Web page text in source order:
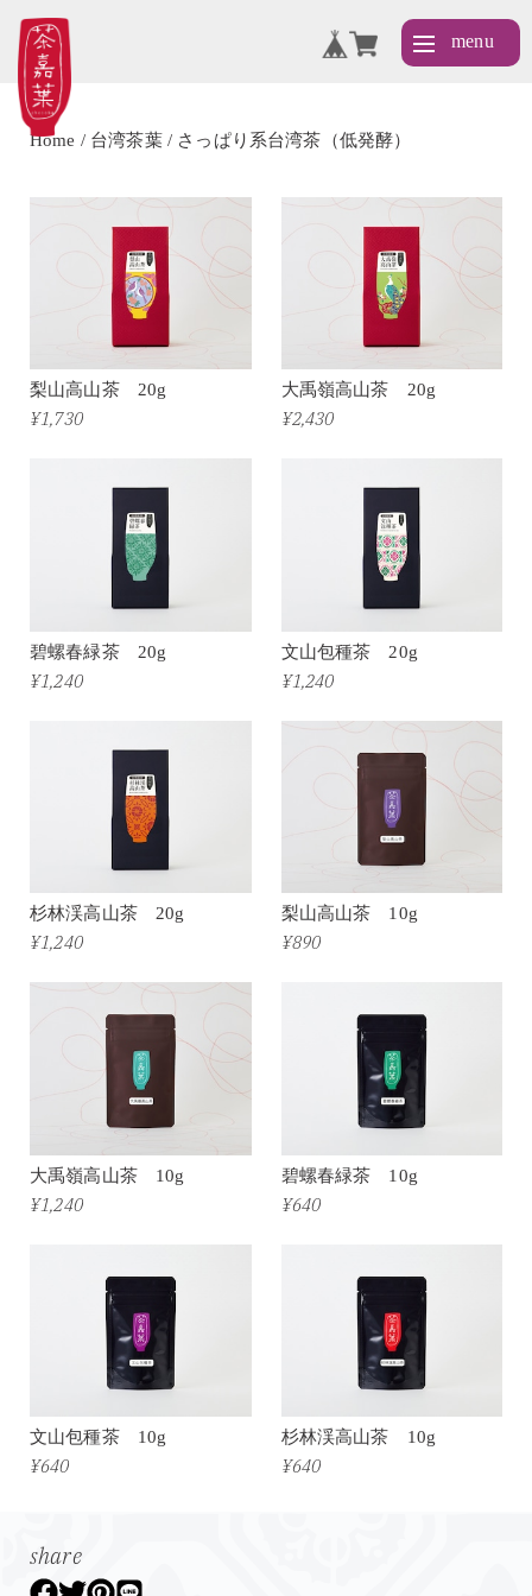
Home 台湾茶葉 さっぱり系台湾茶（低発酵）
梨山高山茶 20g
¥1,730
大禹嶺高山茶 20g
¥2,430
碧螺春緑茶 20g
¥1,240
文山包種茶 20g
¥1,240
杉林渓高山茶 20g
¥1,240
梨山高山茶 10g
¥890
大禹嶺高山茶 10g
¥1,240
碧螺春緑茶 10g
¥640
文山包種茶 10g
¥640
杉林渓高山茶 10g
¥640
share